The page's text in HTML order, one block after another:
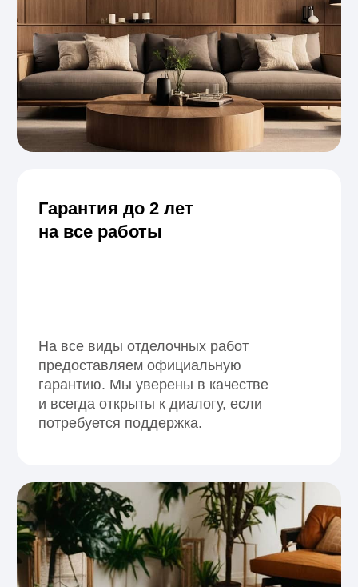
Рейтинг 5.0 в 2ГИС
Наши клиенты
и партнёры
За годы работы мы сотрудничали с частными
заказчиками, строительными организациями,
пространств, где важны качество, надёжность
и эстетика.
Натуральность и уют
Дерево создаёт тёплую атмосферу
и комфорт. Натуральная отделка